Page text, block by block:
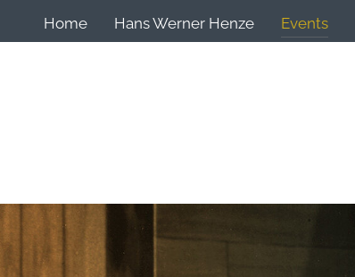
Home Hans Werner Henze Events